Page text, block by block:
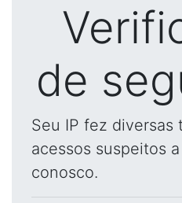
de
Seu IP fez diversas
acessos suspeitos
conosco.